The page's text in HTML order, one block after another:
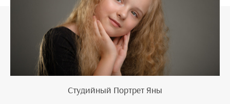
Студийный Портрет Яны